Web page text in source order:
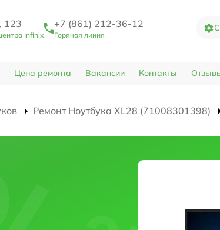
123
Infinix
+7 (861) 212-36-12
Горячая линия
Цена ремонта Вакансии Контакты
Ремонт Ноутбука XL28 (71008301398)